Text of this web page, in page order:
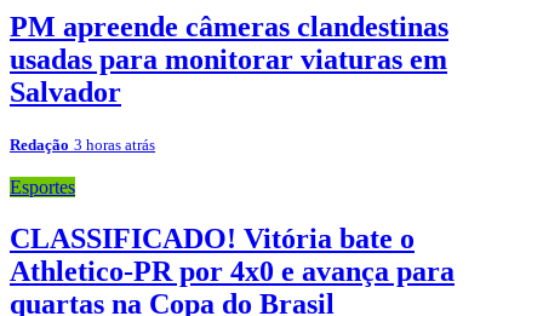
PM apreende câmeras clandestinas
usadas para monitorar viaturas em
Salvador
Redação 3 horas atrás
Esportes
CLASSIFICADO! Vitória bate o
Athletico-PR por 4x0 e avança para
quartas na Copa do Brasil